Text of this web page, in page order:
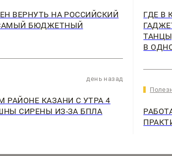
ВЕРНУТЬ НА РОССИЙСКИЙ
БЮДЖЕТНЫЙ
день назад
РАЙОНЕ КАЗАНИ С УТРА 4
СИРЕНЫ ИЗ-ЗА БПЛА
ГДЕ В
В